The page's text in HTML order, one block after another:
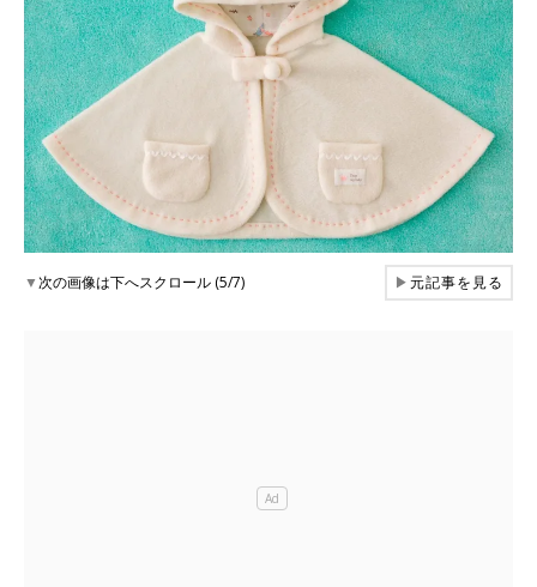
▼次の画像は下へスクロール (5/7) ▶元記事を見る